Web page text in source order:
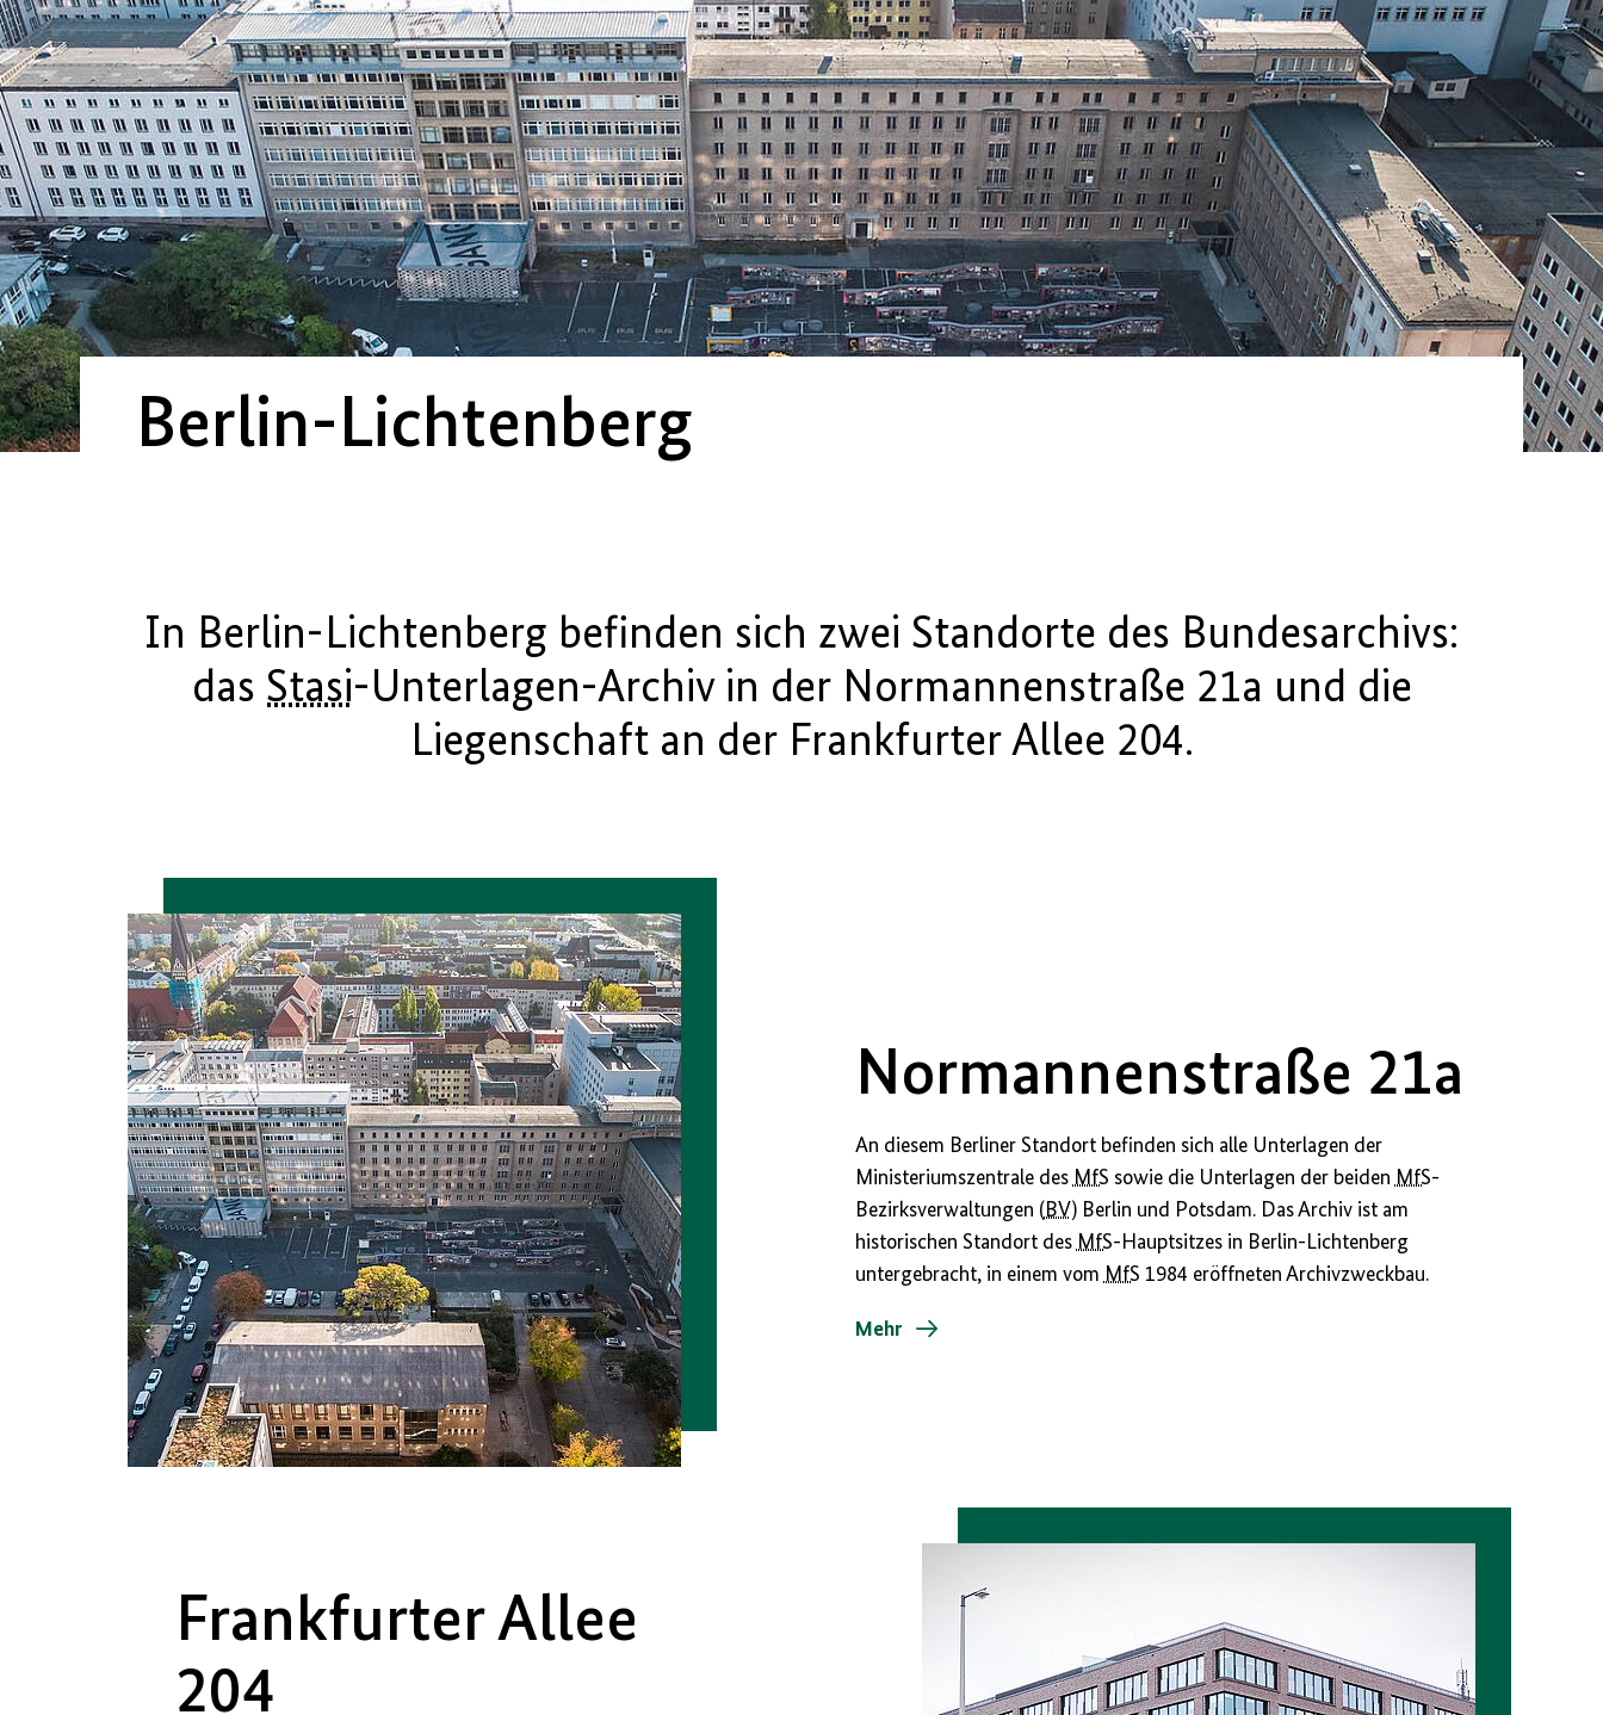
Berlin-Lichtenberg
In Berlin-Lichtenberg befinden sich zwei Standorte des Bundesarchivs:
das Stasi-Unterlagen-Archiv in der Normannenstraße 21a und die
Liegenschaft an der Frankfurter Allee 204.
Normannenstraße 21a
An diesem Berliner Standort befinden sich alle Unterlagen der
Ministeriumszentrale des MfS sowie die Unterlagen der beiden MfS-
Bezirksverwaltungen ( BV) Berlin und Potsdam. Das Archiv ist am
historischen Standort des MfS-Hauptsitzes in Berlin-Lichtenberg
untergebracht, in einem vom MfS 1984 eröffneten Archivzweckbau.
Mehr
Frankfurter Allee
204